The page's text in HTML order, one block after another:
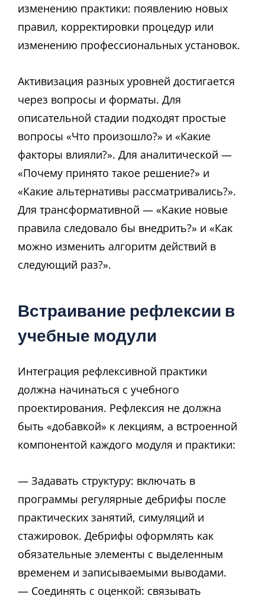
изменению практики: появлению новых
правил, корректировки процедур или
изменению профессиональных установок.
Активизация разных уровней достигается
через вопросы и форматы. Для
описательной стадии подходят простые
вопросы «Что произошло?» и «Какие
факторы влияли?». Для аналитической —
«Почему принято такое решение?» и
«Какие альтернативы рассматривались?».
Для трансформативной — «Какие новые
правила следовало бы внедрить?» и «Как
можно изменить алгоритм действий в
следующий раз?».
Встраивание рефлексии в
учебные модули
Интеграция рефлексивной практики
должна начинаться с учебного
проектирования. Рефлексия не должна
быть «добавкой» к лекциям, а встроенной
компонентой каждого модуля и практики:
— Задавать структуру: включать в
программы регулярные дебрифы после
практических занятий, симуляций и
стажировок. Дебрифы оформлять как
обязательные элементы с выделенным
временем и записываемыми выводами.
— Соединять с оценкой: связывать